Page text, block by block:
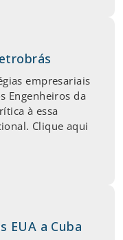
empresariais
Engenheiros da
à essa
Clique aqui
EUA a Cuba